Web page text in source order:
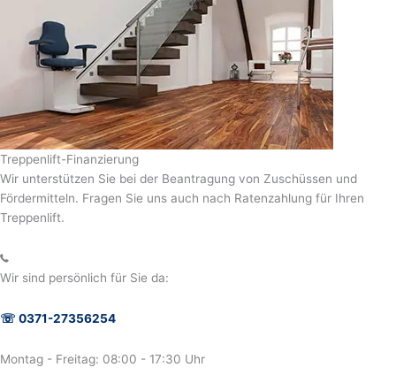
Treppenlift-Finanzierung
Wir unterstützen Sie bei der Beantragung von Zuschüssen und
Fördermitteln. Fragen Sie uns auch nach Ratenzahlung für Ihren
Treppenlift.
Wir sind persönlich für Sie da:
☏ 0371-27356254
Montag - Freitag: 08:00 - 17:30 Uhr